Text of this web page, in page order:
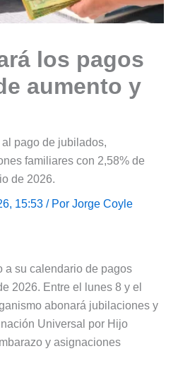
los pagos
aumento y
pago de jubilados,
familiares con 2,58% de
de 2026.
15:53 / Por Jorge Coyle
a su calendario de pagos
2026. Entre el lunes 8 y el
abonará jubilaciones y
Universal por Hijo
y asignaciones